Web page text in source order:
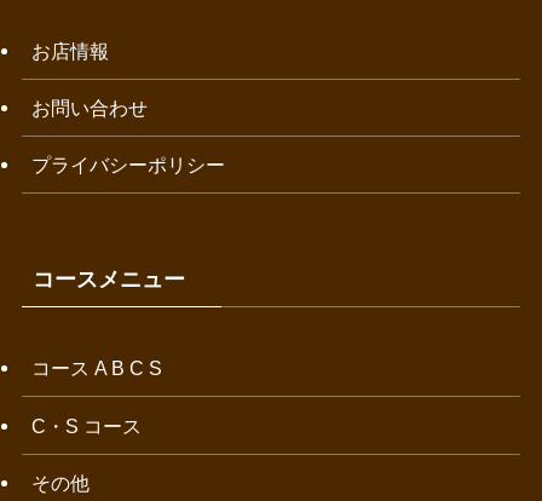
お店情報
お問い合わせ
プライバシーポリシー
コースメニュー
コース A B C S
C・S コース
その他